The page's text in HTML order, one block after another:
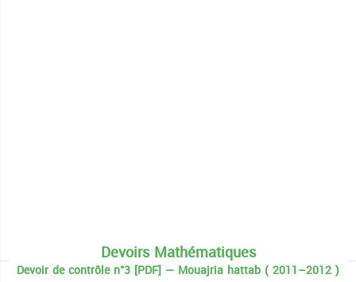
Devoirs Mathématiques
Devoir de contrôle n°3 [PDF] — Mouajria hattab ( 2011–2012 )